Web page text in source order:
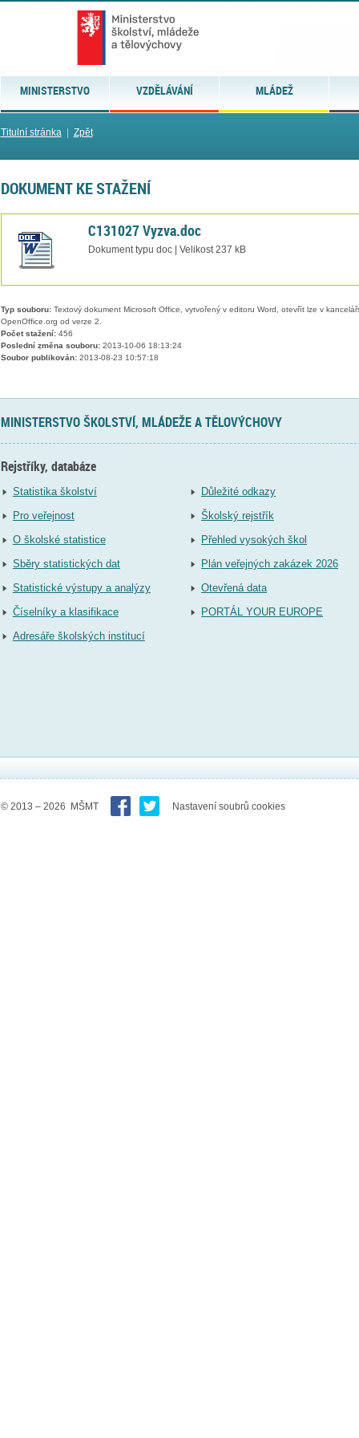
MINISTERSTVO VZDĚLÁVÁNÍ MLÁDEŽ
Titulní stránka| Zpět
DOKUMENT KE STAŽENÍ
C131027 Vyzva.doc
Dokument typu doc | Velikost 237 kB
Typ souboru:Textový dokument Microsoft Office, vytvořený v editoru Word, otevřít lze v
OpenOffice.org od verze 2.
Počet stažení:456
Poslední změna souboru:2013-10-06 18:13:24
Soubor publikován:2013-08-23 10:57:18
MINISTERSTVO ŠKOLSTVÍ, MLÁDEŽE A TĚLOVÝCHOVY
Rejstříky, databáze
Statistika školství
Pro veřejnost
O školské statistice
Sběry statistických dat
Statistické výstupy a analýzy
Číselníky a klasifikace
Adresáře školských institucí
Důležité odkazy
Školský rejstřík
Přehled vysokých škol
Plán veřejných zakázek 2026
Otevřená data
PORTÁL YOUR EUROPE
© 2013 – 2026 MŠMT Nastavení soubrů cookies